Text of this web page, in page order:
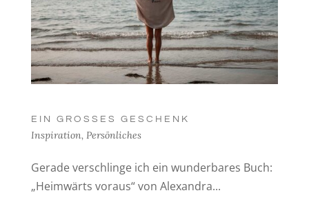
EIN GROSSES GESCHENK
Inspiration, Persönliches
Gerade verschlinge ich ein wunderbares Buch:
„Heimwärts voraus“ von Alexandra...